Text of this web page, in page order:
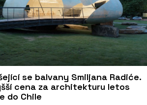
se balvany Smiljana Radiće.
cena za architekturu letos
do Chile